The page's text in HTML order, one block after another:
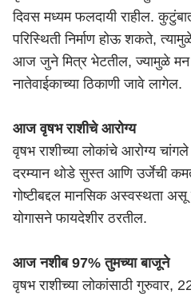
दिवस मध्यम फलदायी राहील.
परिस्थिती निर्माण होऊ शकते,
आज जुने मित्र भेटतील, ज्यामुळे मन
नातेवाईकाच्या ठिकाणी जावे लागेल.
आज वृषभ राशीचे आरोग्य
वृषभ राशीच्या लोकांचे आरोग्य चांगले
दरम्यान थोडे सुस्त आणि उर्जेची
गोष्टीबद्दल मानसिक अस्वस्थता
योगासने फायदेशीर ठरतील.
आज नशीब 97% तुमच्या बाजूने
वृषभ राशीच्या लोकांसाठी गुरुवार,